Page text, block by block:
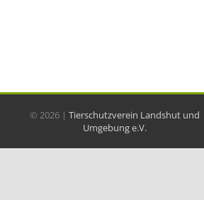
©2026 |Tierschutzverein Landshut und
Umgebung e.V.